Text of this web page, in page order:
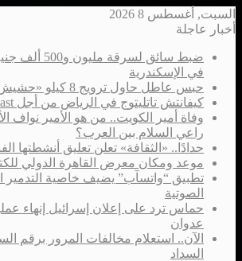
السبت, أغسطس 8 2026
أخبار عاجلة
ضبط سائق
في الإسكندرية
حبس عاطل حاول ترويج 8 كيلو «حشيش» في الإسكندرية
كيفانتش تاتليتوج في الرياض من أجل Middle Beast
وفاة أمير الكويت.. من هو الأمير نواف
راعي السلام بين العرب؟
حدادًا.. «الثقافة» تعلن تعليق أنشطتها الفنية
موعد ومكان معرض القاهرة الدولي للكتاب
تطبيق “واتسآب” يضيف خاصية التدمير
الصوتية
حماس ترد على إعلان إسرائيل إنهاء
عدوان
الآن.. استعلام مخالفات المرور برقم
السداد